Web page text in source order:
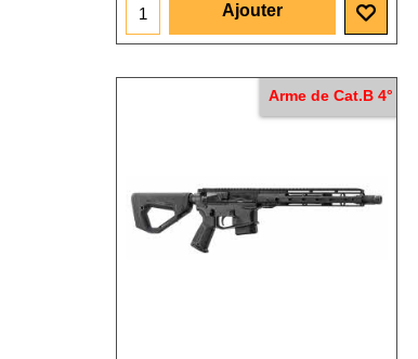
Ajouter
Arme de Cat.B 4°